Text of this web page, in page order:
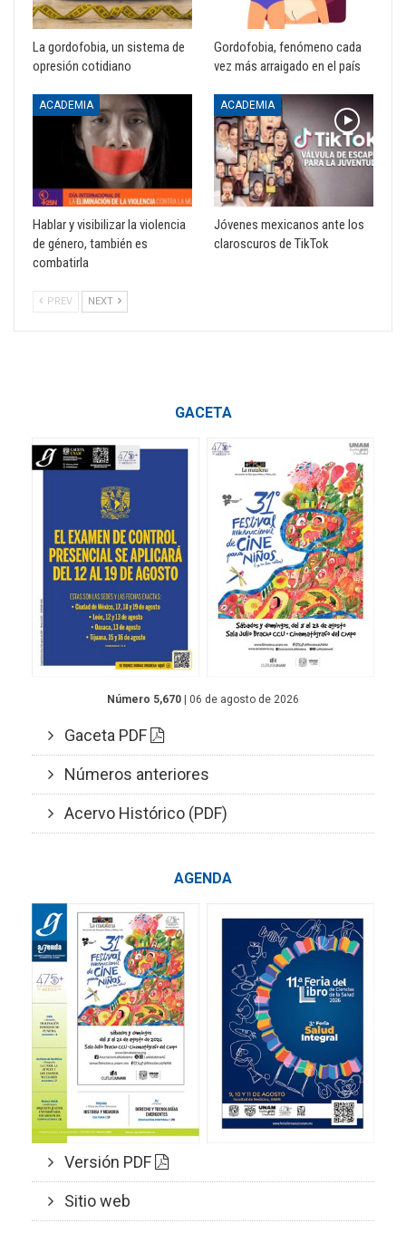
La gordofobia, un sistema de
opresión cotidiano
Gordofobia, fenómeno cada
vez más arraigado en el país
ACADEMIA
Hablar y visibilizar la violencia
de género, también es
combatirla
ACADEMIA
Jóvenes mexicanos ante los
claroscuros de TikTok
PREV NEXT
GACETA
Número 5,670 | 06 de agosto de 2026
Gaceta PDF
Números anteriores
Acervo Histórico (PDF)
AGENDA
Versión PDF
Sitio web